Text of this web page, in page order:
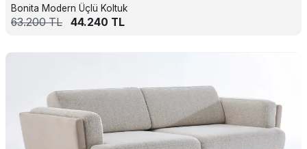
Bonita Modern Üçlü Koltuk
63.200TL 44.240 TL